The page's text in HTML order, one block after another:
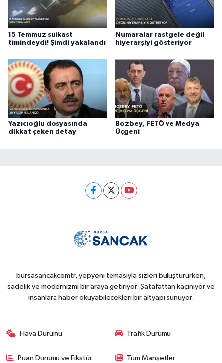
15 Temmuz suikast
timindeydi! Şimdi yakalandı
Numaralar rastgele değil
hiyerarşiyi gösteriyor
Yazıcıoğlu dosyasında
dikkat çeken detay
Bozbey, FETÖ ve Medya
Üçgeni
bursasancakcomtr, yepyeni temasıyla sizleri buluştururken,
sadelik ve modernizmi bir araya getiriyor. Şatafattan kaçınıyor ve
insanlara haber okuyabilecekleri bir altyapı sunuyor.
Hava Durumu Trafik Durumu
Puan Durumu ve Fikstür Tüm Manşetler